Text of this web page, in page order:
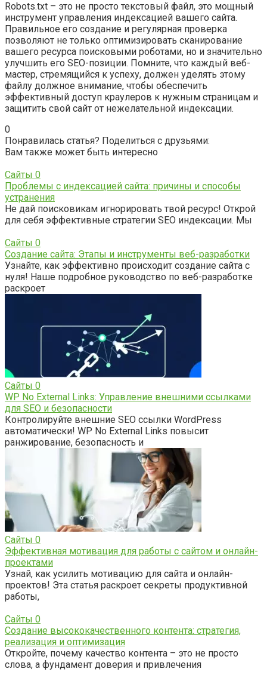
Robots.txt – это не просто текстовый файл, это мощный
инструмент управления индексацией вашего сайта.
Правильное его создание и регулярная проверка
позволяют не только оптимизировать сканирование
вашего ресурса поисковыми роботами, но и значительно
улучшить его SEO-позиции. Помните, что каждый веб-
мастер, стремящийся к успеху, должен уделять этому
файлу должное внимание, чтобы обеспечить
эффективный доступ краулеров к нужным страницам и
защитить свой сайт от нежелательной индексации.
0
Понравилась статья? Поделиться с друзьями:
Вам также может быть интересно
Сайты 0
Проблемы с индексацией сайта: причины и способы
устранения
Не дай поисковикам игнорировать твой ресурс! Открой
для себя эффективные стратегии SEO индексации. Мы
Сайты 0
Создание сайта: Этапы и инструменты веб-разработки
Узнайте, как эффективно происходит создание сайта с
нуля! Наше подробное руководство по веб-разработке
раскроет
Сайты 0
WP No External Links: Управление внешними ссылками
для SEO и безопасности
Контролируйте внешние SEO ссылки WordPress
автоматически! WP No External Links повысит
ранжирование, безопасность и
Сайты 0
Эффективная мотивация для работы с сайтом и онлайн-
проектами
Узнай, как усилить мотивацию для сайта и онлайн-
проектов! Эта статья раскроет секреты продуктивной
работы,
Сайты 0
Создание высококачественного контента: стратегия,
реализация и оптимизация
Откройте, почему качество контента – это не просто
слова, а фундамент доверия и привлечения